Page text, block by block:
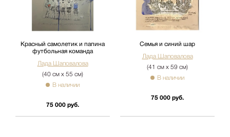
Красный самолетик и папина
футбольная команда
Лада Шаповалова
(40 см х 55 см)
В наличии
75 000 руб.
Семья и синий шар
Лада Шаповалова
(41 см х 59 см)
В наличии
75 000 руб.